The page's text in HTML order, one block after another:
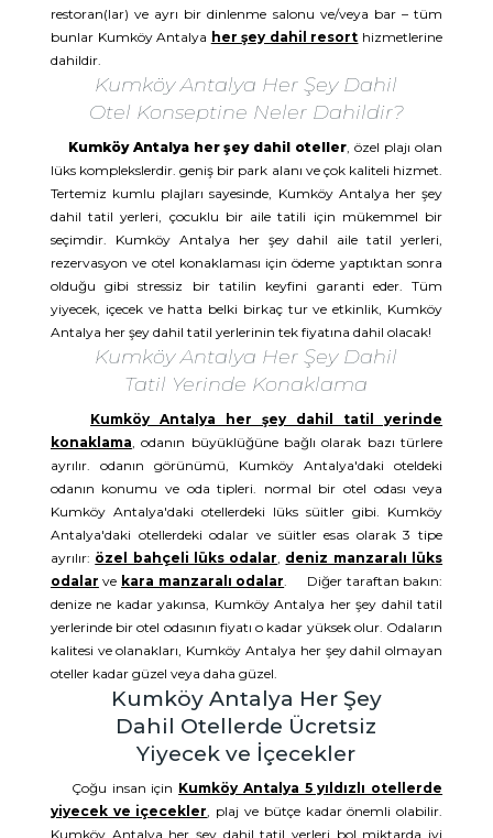
restoran(lar) ve ayrı bir dinlenme salonu ve/veya bar – tüm
bunlar Kumköy Antalya her şey dahil resort hizmetlerine
dahildir.
Kumköy Antalya Her Şey Dahil
Otel Konseptine Neler Dahildir?
Kumköy Antalya her şey dahil oteller , özel plajı olan
lüks komplekslerdir. geniş bir park alanı ve çok kaliteli hizmet.
Tertemiz kumlu plajları sayesinde, Kumköy Antalya her şey
dahil tatil yerleri, çocuklu bir aile tatili için mükemmel bir
seçimdir. Kumköy Antalya her şey dahil aile tatil yerleri,
rezervasyon ve otel konaklaması için ödeme yaptıktan sonra
olduğu gibi stressiz bir tatilin keyfini garanti eder. Tüm
yiyecek, içecek ve hatta belki birkaç tur ve etkinlik, Kumköy
Antalya her şey dahil tatil yerlerinin tek fiyatına dahil olacak!
Kumköy Antalya Her Şey Dahil
Tatil Yerinde Konaklama
Kumköy Antalya her şey dahil tatil yerinde
konaklama , odanın büyüklüğüne bağlı olarak bazı türlere
ayrılır. odanın görünümü, Kumköy Antalya'daki oteldeki
odanın konumu ve oda tipleri. normal bir otel odası veya
Kumköy Antalya'daki otellerdeki lüks süitler gibi. Kumköy
Antalya'daki otellerdeki odalar ve süitler esas olarak 3 tipe
ayrılır: özel bahçeli lüks odalar deniz manzaralı lüks
odalar ve kara manzaralı odalar . Diğer taraftan bakın:
denize ne kadar yakınsa, Kumköy Antalya her şey dahil tatil
yerlerinde bir otel odasının fiyatı o kadar yüksek olur. Odaların
kalitesi ve olanakları, Kumköy Antalya her şey dahil olmayan
oteller kadar güzel veya daha güzel.
Kumköy Antalya Her Şey
Dahil Otellerde Ücretsiz
Yiyecek ve İçecekler
Çoğu insan için Kumköy Antalya 5 yıldızlı otellerde
yiyecek ve içecekler , plaj ve bütçe kadar önemli olabilir.
Kumköy Antalya her şey dahil tatil yerleri bol miktarda iyi